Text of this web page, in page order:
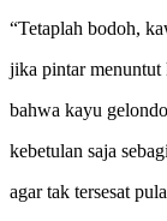
“Tetaplah bodoh,
jika pintar menuntut
bahwa kayu
kebetulan saja
agar tak tersesat